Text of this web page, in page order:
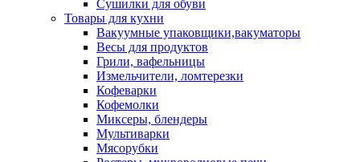
Сушилки для обуви
Товары для кухни
Вакуумные упаковщики,вакуматоры
Весы для продуктов
Грили, вафельницы
Измельчители, ломтерезки
Кофеварки
Кофемолки
Миксеры, блендеры
Мультиварки
Мясорубки